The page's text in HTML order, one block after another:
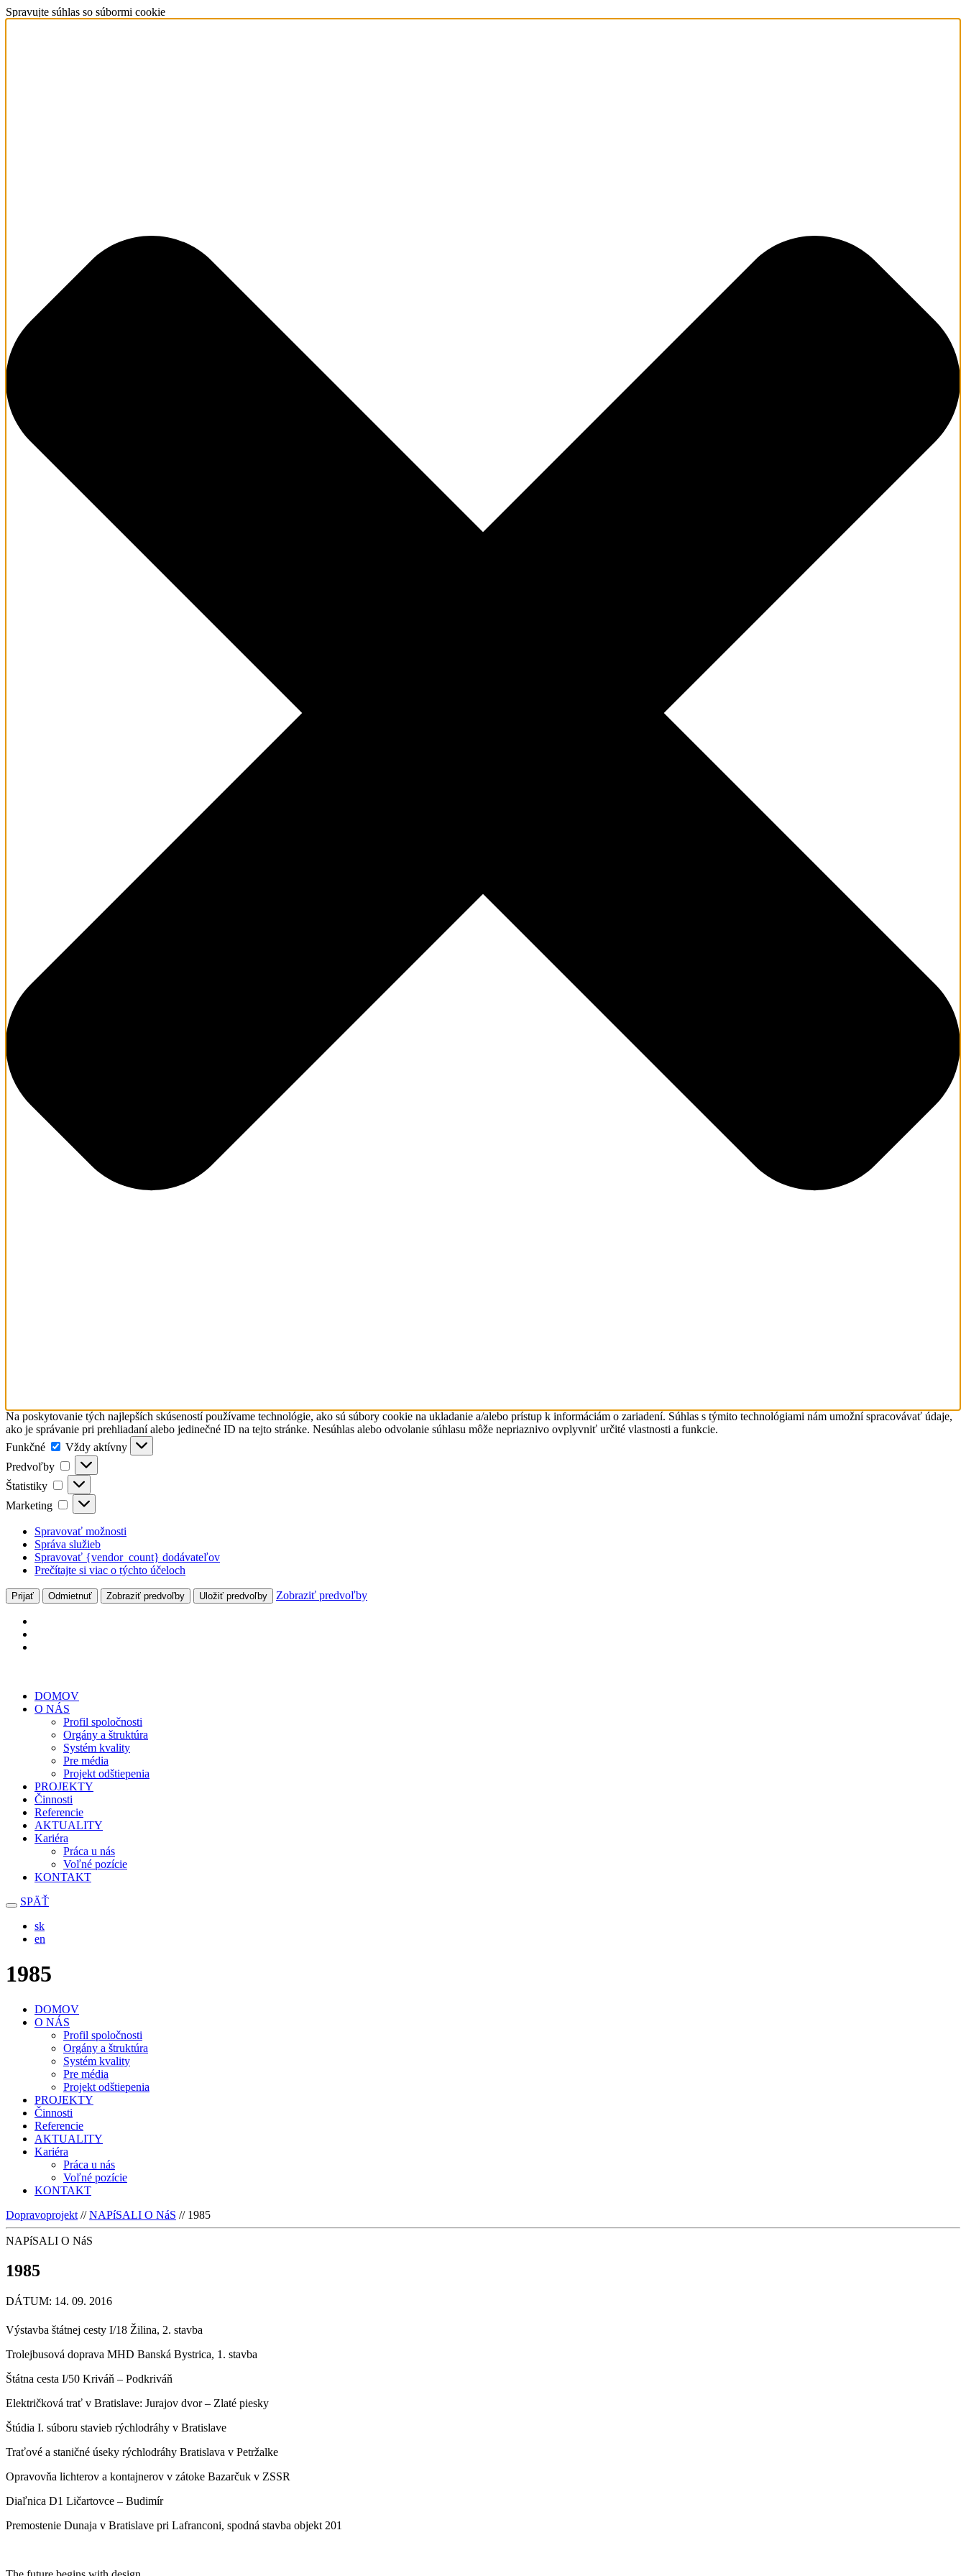
Spravujte súhlas so súbormi cookie
Na poskytovanie tých najlepších skúseností používame technológie, ako sú súbory cookie na ukladanie a/alebo prístup k informáciám o zariadení. Súhlas s týmito technológiami nám umožní spracovávať údaje,
ako je správanie pri prehliadaní alebo jedinečné ID na tejto stránke. Nesúhlas alebo odvolanie súhlasu môže nepriaznivo ovplyvniť určité vlastnosti a funkcie.
Funkčné
Funkčné
Vždy aktívny
Predvoľby
Predvoľby
Štatistiky Štatistiky
Marketing Marketing
Spravovať možnosti
Správa služieb
Spravovať {vendor_count} dodávateľov
Prečítajte si viac o týchto účeloch
Prijať Odmietnuť Zobraziť predvoľby Uložiť predvoľby Zobraziť predvoľby
DOMOV
O NÁS
Profil spoločnosti
Orgány a štruktúra
Systém kvality
Pre média
Projekt odštiepenia
PROJEKTY
Činnosti
Referencie
AKTUALITY
Kariéra
Práca u nás
Voľné pozície
KONTAKT
SPÄŤ
sk
en
1985
DOMOV
O NÁS
Profil spoločnosti
Orgány a štruktúra
Systém kvality
Pre média
Projekt odštiepenia
PROJEKTY
Činnosti
Referencie
AKTUALITY
Kariéra
Práca u nás
Voľné pozície
KONTAKT
Dopravoprojekt // NAPíSALI O NáS //1985
NAPíSALI O NáS
1985
DÁTUM: 14. 09. 2016
Výstavba štátnej cesty I/18 Žilina, 2. stavba
Trolejbusová doprava MHD Banská Bystrica, 1. stavba
Štátna cesta I/50 Kriváň – Podkriváň
Električková trať v Bratislave: Jurajov dvor – Zlaté piesky
Štúdia I. súboru stavieb rýchlodráhy v Bratislave
Traťové a staničné úseky rýchlodráhy Bratislava v Petržalke
Opravovňa lichterov a kontajnerov v zátoke Bazarčuk v ZSSR
Diaľnica D1 Ličartovce – Budimír
Premostenie Dunaja v Bratislave pri Lafranconi, spodná stavba objekt 201